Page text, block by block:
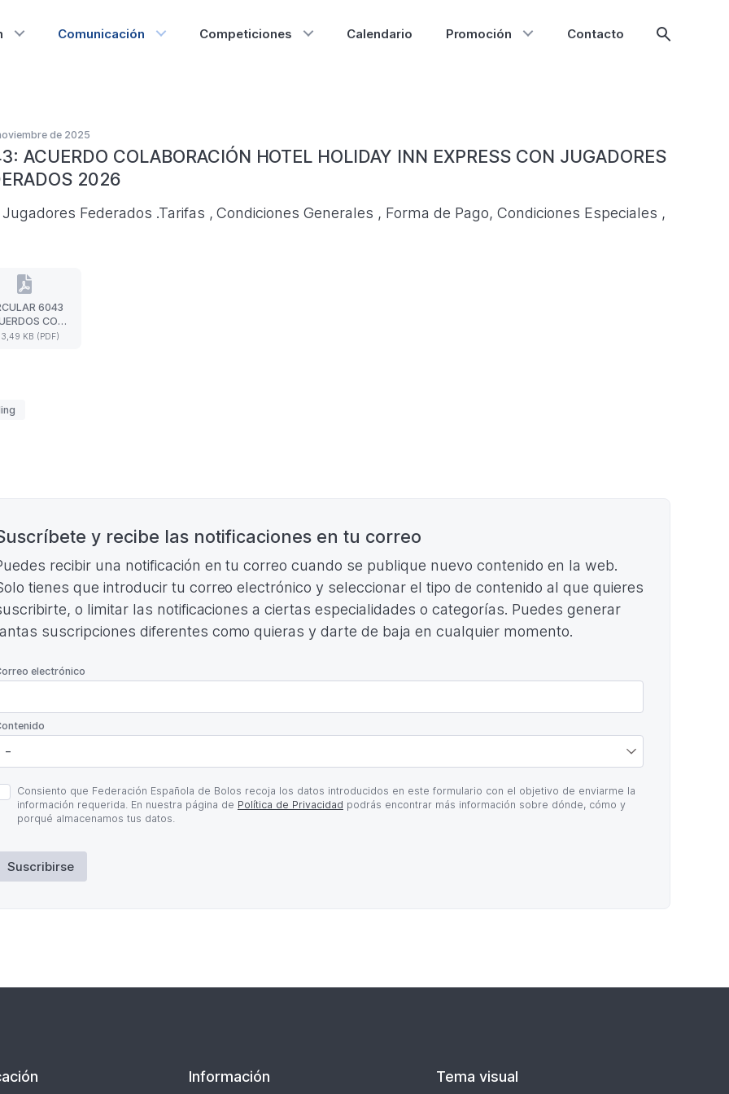
Comunicación Competiciones Calendario Promoción Contacto
Mostrar
de 2025
ACUERDO COLABORACIÓN HOTEL HOLIDAY INN EXPRESS CON JUGADORES
2026
Jugadores Federados .Tarifas , Condiciones Generales , Forma de Pago, Condiciones Especiales ,
6043
CON
HOLIDAY
KB (PDF)
CIRCULAR
6043
ACUERDOS
y recibe las notificaciones en tu correo
recibir una notificación en tu correo cuando se publique nuevo contenido en la web.
tienes que introducir tu correo electrónico y seleccionar el tipo de contenido al que quieres
o limitar las notificaciones a ciertas especialidades o categorías. Puedes generar
suscripciones diferentes como quieras y darte de baja en cualquier momento.
electrónico
Política
Privacidad
Consiento que Federación Española de Bolos recoja los datos introducidos en este formulario con el objetivo de enviarme la
información requerida. En nuestra página de Política de Privacidad podrás encontrar más información sobre dónde, cómo y
porqué almacenamos tus datos.
Suscribirse
Información Tema visual